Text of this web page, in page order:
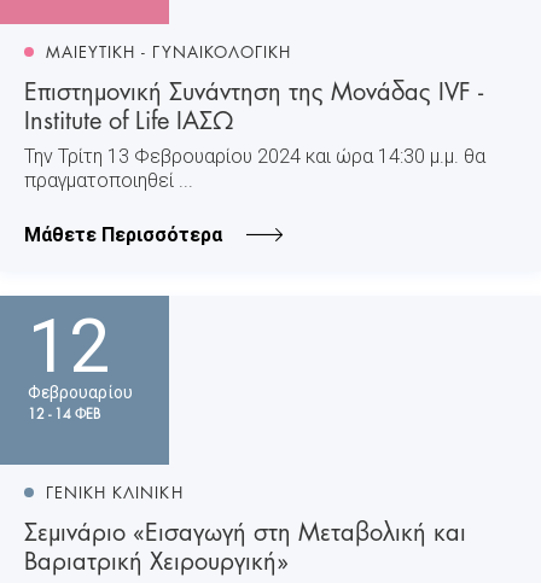
ΜΑΙΕΥΤΙΚΗ - ΓΥΝΑΙΚΟΛΟΓΙΚΗ
Επιστημονική Συνάντηση της Μονάδας IVF -
Institute of Life ΙΑΣΩ
Την Τρίτη 13 Φεβρουαρίου 2024 και ώρα 14:30 μ.μ. θα
πραγματοποιηθεί ...
Μάθετε Περισσότερα
12
Φεβρουαρίου
12 - 14 ΦΕΒ
ΓΕΝΙΚΗ ΚΛΙΝΙΚΗ
Σεμινάριο «Εισαγωγή στη Μεταβολική και
Βαριατρική Χειρουργική»